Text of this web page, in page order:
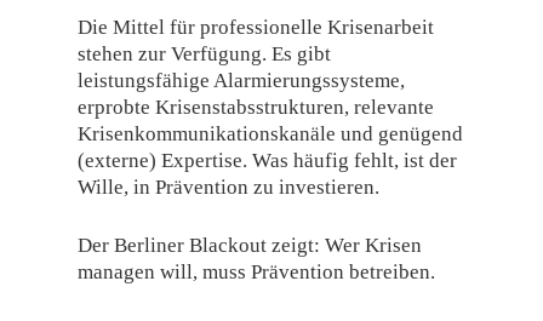
Die Mittel für professionelle Krisenarbeit
stehen zur Verfügung. Es gibt
leistungsfähige Alarmierungssysteme,
erprobte Krisenstabsstrukturen, relevante
Krisenkommunikationskanäle und genügend
(externe) Expertise. Was häufig fehlt, ist der
Wille, in Prävention zu investieren.
Der Berliner Blackout zeigt: Wer Krisen
managen will, muss Prävention betreiben.